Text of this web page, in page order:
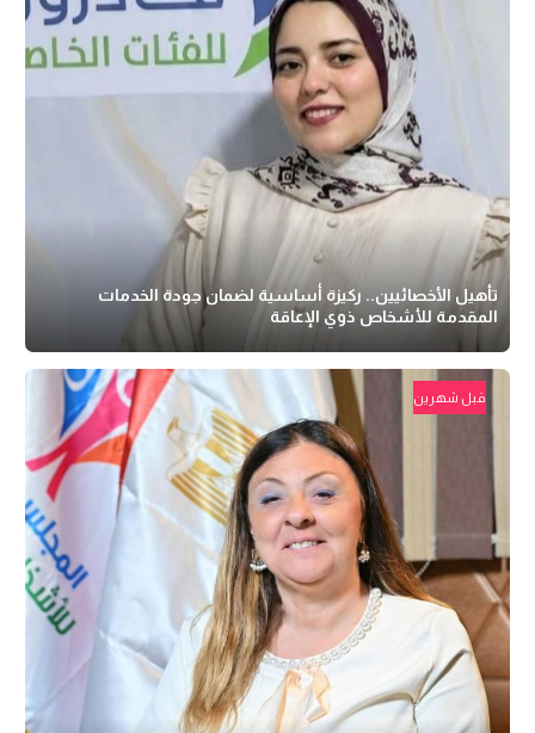
تأهيل الأخصائيين.. ركيزة أساسية لضمان جودة الخدمات
المقدمة للأشخاص ذوي الإعاقة
قبل شهرين